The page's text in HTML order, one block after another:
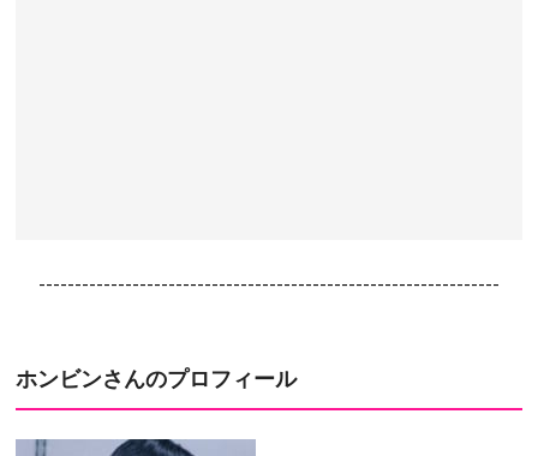
----------------------------------------------------------------
ホンビンさんのプロフィール